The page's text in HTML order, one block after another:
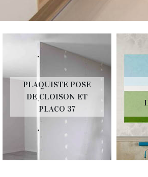
PLAQUISTE POSE
DE CLOISON ET
PLACO 37